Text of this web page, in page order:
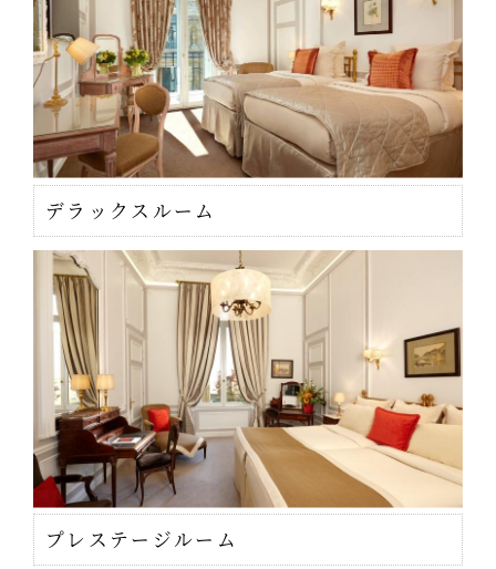
デラックスルーム
プレステージルーム